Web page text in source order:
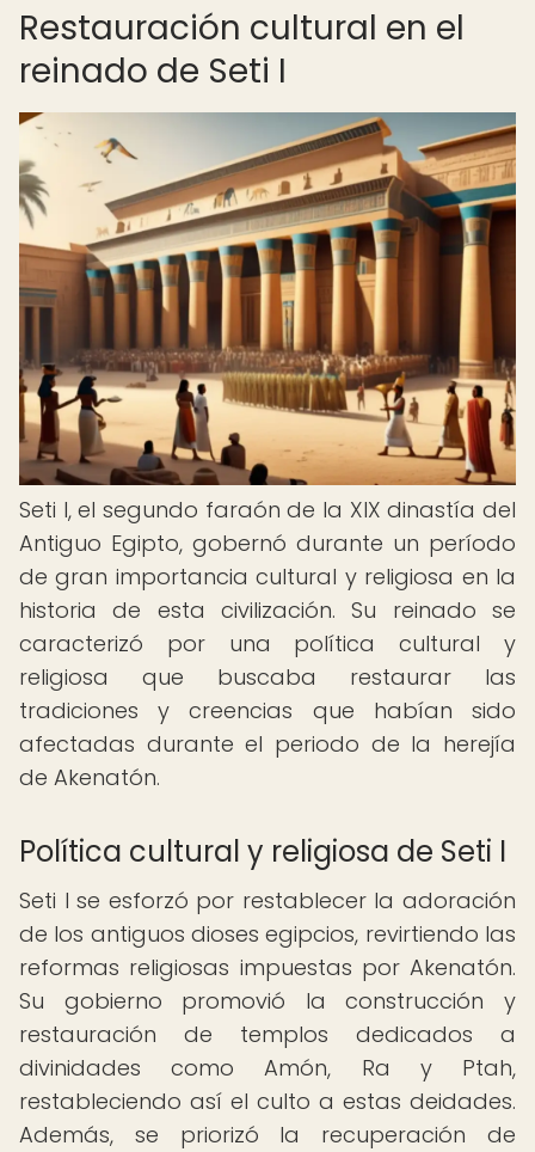
Restauración cultural en el
reinado de Seti I
Seti I, el segundo faraón de la XIX dinastía del
Antiguo Egipto, gobernó durante un período
de gran importancia cultural y religiosa en la
historia de esta civilización. Su reinado se
caracterizó por una política cultural y
religiosa que buscaba restaurar las
tradiciones y creencias que habían sido
afectadas durante el periodo de la herejía
de Akenatón.
Política cultural y religiosa de Seti I
Seti I se esforzó por restablecer la adoración
de los antiguos dioses egipcios, revirtiendo las
reformas religiosas impuestas por Akenatón.
Su gobierno promovió la construcción y
restauración de templos dedicados a
divinidades como Amón, Ra y Ptah,
restableciendo así el culto a estas deidades.
Además, se priorizó la recuperación de